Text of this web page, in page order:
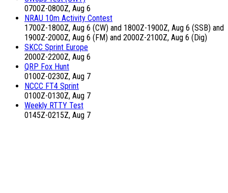
0700Z-0800Z, Aug 6
NRAU 10m Activity Contest
1700Z-1800Z, Aug 6 (CW) and 1800Z-1900Z, Aug 6 (SSB) and
1900Z-2000Z, Aug 6 (FM) and 2000Z-2100Z, Aug 6 (Dig)
SKCC Sprint Europe
2000Z-2200Z, Aug 6
QRP Fox Hunt
0100Z-0230Z, Aug 7
NCCC FT4 Sprint
0100Z-0130Z, Aug 7
Weekly RTTY Test
0145Z-0215Z, Aug 7